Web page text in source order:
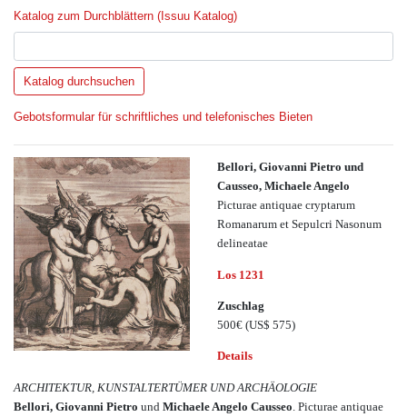
Katalog zum Durchblättern (Issuu Katalog)
Gebotsformular für schriftliches und telefonisches Bieten
Bellori, Giovanni Pietro und
Causseo, Michaele Angelo
Picturae antiquae cryptarum
Romanarum et Sepulcri Nasonum
delineatae
Los 1231
Zuschlag
500€ (US$ 575)
Details
ARCHITEKTUR, KUNSTALTERTÜMER UND ARCHÄOLOGIE
Bellori, Giovanni Pietro und Michaele Angelo Causseo . Picturae antiquae